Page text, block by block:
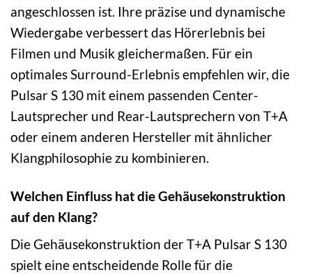
angeschlossen ist. Ihre präzise und dynamische
Wiedergabe verbessert das Hörerlebnis bei
Filmen und Musik gleichermaßen. Für ein
optimales Surround-Erlebnis empfehlen wir, die
Pulsar S 130 mit einem passenden Center-
Lautsprecher und Rear-Lautsprechern von T+A
oder einem anderen Hersteller mit ähnlicher
Klangphilosophie zu kombinieren.
Welchen Einfluss hat die Gehäusekonstruktion
auf den Klang?
Die Gehäusekonstruktion der T+A Pulsar S 130
spielt eine entscheidende Rolle für die